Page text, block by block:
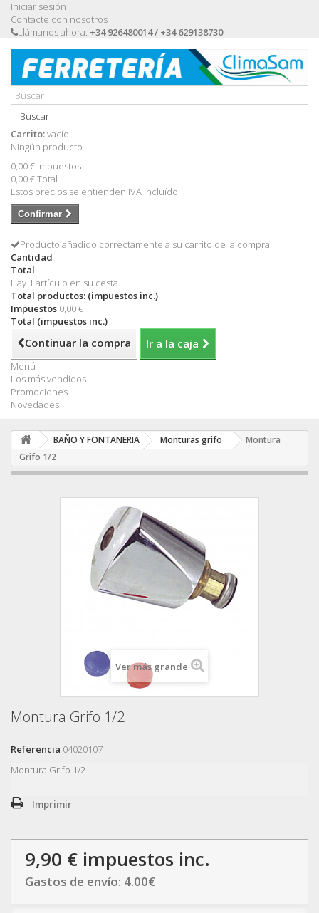
Iniciar sesión
Contacte con nosotros
Llámanos ahora: +34 926480014 / +34 629138730
Buscar
Carrito:vacío
Ningún producto
0,00 € Impuestos
0,00 €Total
Estos precios se entienden IVA incluído
Confirmar
Producto añadido correctamente a su carrito de la compra
Cantidad
Total
Hay 1 artículo en su cesta.
Total productos: (impuestos inc.)
Impuestos 0,00 €
Total (impuestos inc.)
Continuar la compra Ir a la caja
Menú
Los más vendidos
Promociones
Novedades
BAÑO Y FONTANERIA Monturas grifo
Montura
Grifo 1/2
Ver más grande
Montura Grifo 1/2
Referencia 04020107
Montura Grifo 1/2
Imprimir
9,90 € impuestos inc.
Gastos de envío: 4.00€